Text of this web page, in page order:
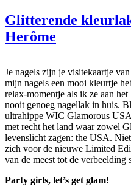
Glitterende
Herôme
Je nagels zijn je visitekaartje
mijn nagels een mooi kleurtje
relax-momentje als ik ze aan
nooit genoeg nagellak in huis.
ultrahippe WIC Glamorous
met recht het land waar zowel
levenslicht zagen: the USA.
zich voor de nieuwe Limited
van de meest tot de verbeelding
Party girls, let’s get glam!